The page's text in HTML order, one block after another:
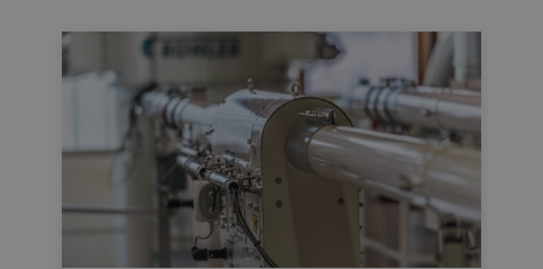
Stunde über Entfernungen von bis zu
500 m transportieren.